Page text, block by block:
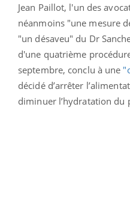
Jean Paillot, l'un des
néanmoins "une mesure
"un désaveu" du Dr
d'une quatrième
septembre, conclu à une
décidé d’arrêter
diminuer l’hydratation du